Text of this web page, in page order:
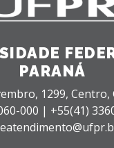
PARANÁ
1299, Centro,
000 | +55(41)